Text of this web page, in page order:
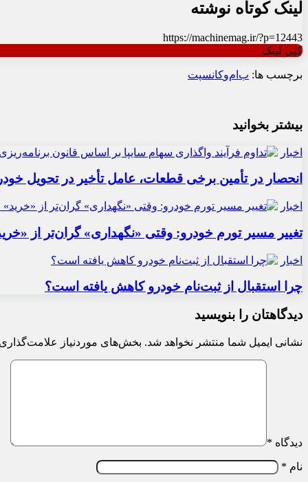
لینک کوتاه نوشته
https://machinemag.ir/?p=12443
کپی لینک
برچسب ها: ب‌ام‌وکانسپت
بیشتر بخوانید
اخبار
انحصار در تأمین برخی قطعات، عامل تأخیر در تحویل
اخبار
تغییر مسیر تورم خودرو: وقتی «نگهداری» گران‌تر از
اخبار
چرا استقبال از ثبت‌نام خودرو کاهش یافته است؟
دیدگاهتان را بنویسید
نشانی ایمیل شما منتشر نخواهد شد. بخش‌های موردنیاز
دیدگاه *
نام *